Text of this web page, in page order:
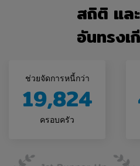
สถิติ แล
อันทรงเ
ช่วยจัดการหนี้กว่า
19,824
ครอบครัว